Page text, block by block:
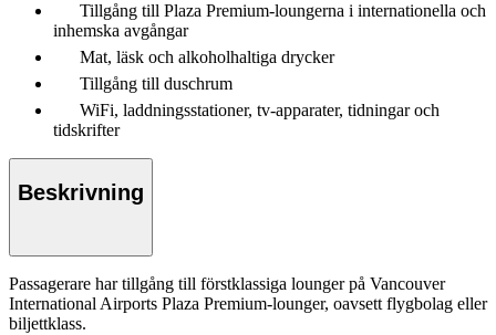
Tillgång till Plaza Premium-loungerna i internationella och
inhemska avgångar
Mat, läsk och alkoholhaltiga drycker
Tillgång till duschrum
WiFi, laddningsstationer, tv-apparater, tidningar och
tidskrifter
Beskrivning
Passagerare har tillgång till förstklassiga lounger på Vancouver
International Airports Plaza Premium-lounger, oavsett flygbolag eller
biljettklass.